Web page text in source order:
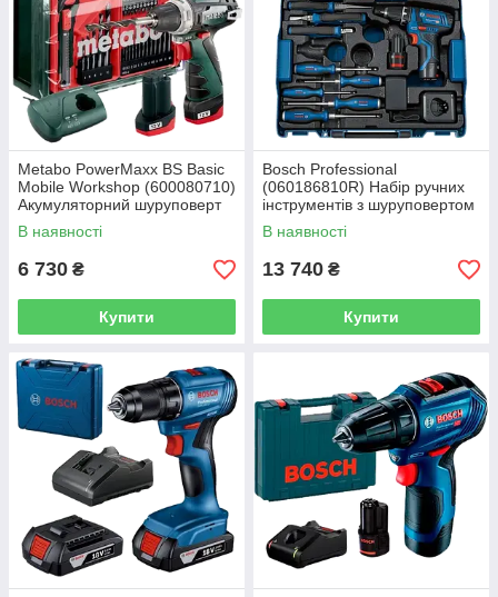
Metabo PowerMaxx BS Basic
Mobile Workshop (600080710)
Акумуляторний шуруповерт
В наявності
6 730 ₴
Купити
Bosch Professional
(060186810R) Набір ручних
інструментів з шуруповертом
В наявності
13 740 ₴
Купити